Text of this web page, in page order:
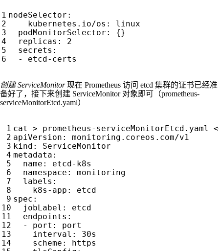
nodeSelector :
kubernetes.io/os :
linux
podMonitorSelector :
{}
replicas :
2
secrets :
- etcd-certs
创建 ServiceMonitor现在 Prometheus 访问 etcd 集群的证书已经准
备好了，接下来创建 ServiceMonitor 对象即可（prometheus-
serviceMonitorEtcd.yaml）
cat > prometheus-serviceMonitorEtcd.yaml
apiVersion :
monitoring.coreos.com/v1
kind :
ServiceMonitor
metadata :
name :
etcd-k8s
namespace :
monitoring
labels :
k8s-app :
etcd
spec :
jobLabel :
etcd
endpoints :
- port :
port
interval :
30s
scheme :
https